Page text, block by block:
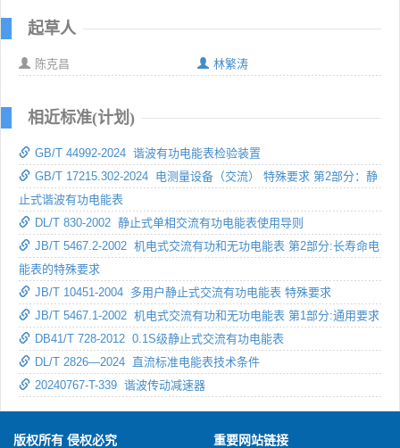
起草人
陈克昌 林繁涛
相近标准(计划)
GB/T 44992-2024 谐波有功电能表检验装置
GB/T 17215.302-2024 电测量设备（交流） 特殊要求 第2部分：静
止式谐波有功电能表
DL/T 830-2002 静止式单相交流有功电能表使用导则
JB/T 5467.2-2002 机电式交流有功和无功电能表 第2部分:长寿命电
能表的特殊要求
JB/T 10451-2004 多用户静止式交流有功电能表 特殊要求
JB/T 5467.1-2002 机电式交流有功和无功电能表 第1部分:通用要求
DB41/T 728-2012 0.1S级静止式交流有功电能表
DL/T 2826—2024 直流标准电能表技术条件
20240767-T-339 谐波传动减速器
版权所有 侵权必究 重要网站链接